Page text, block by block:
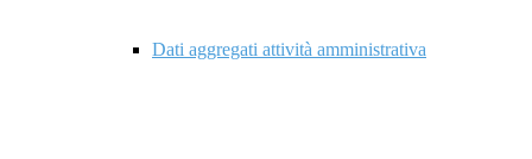
Dati aggregati attività amministrativa